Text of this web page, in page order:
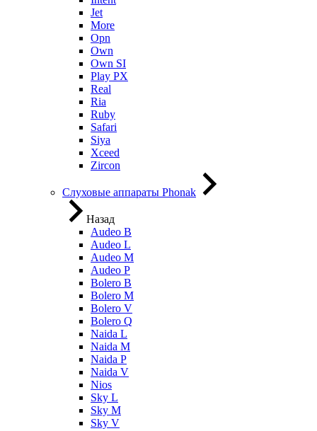
Jet
More
Opn
Own
Own SI
Play PX
Real
Ria
Ruby
Safari
Siya
Xceed
Zircon
Слуховые аппараты Phonak
Назад
Audeo B
Audeo L
Audeo М
Audeo P
Bolero B
Bolero M
Bolero V
Bolero Q
Naida L
Naida M
Naida P
Naida V
Nios
Sky L
Sky M
Sky V